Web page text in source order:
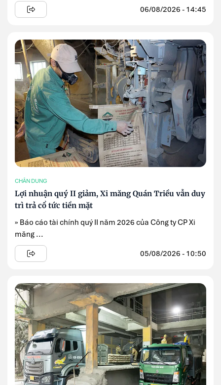
06/08/2026 - 14:45
CHÂN DUNG
Lợi nhuận quý II giảm, Xi măng Quán Triều vẫn duy
trì trả cổ tức tiền mặt
» Báo cáo tài chính quý II năm 2026 của Công ty CP Xi
măng ...
05/08/2026 - 10:50